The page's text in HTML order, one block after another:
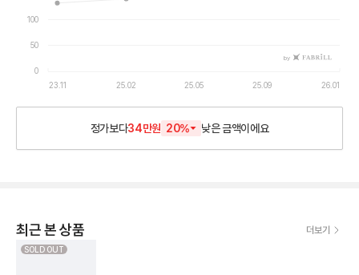
0
50
100
23.11 25.02 25.05 25.09 26.01
by
정가보다34만원 20% 낮은금액이에요
최근 본 상품 더보기
SOLD OUT